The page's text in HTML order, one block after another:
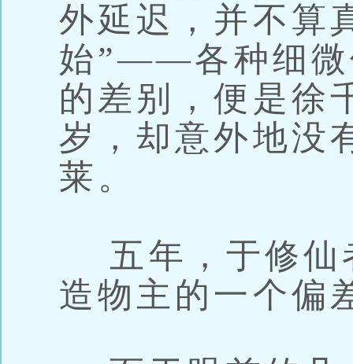
外延迟，并不算
始”——各种细微
的差别，便是徐
岁，却意外地没
莱。
五年，于修仙
造物主的一个偏